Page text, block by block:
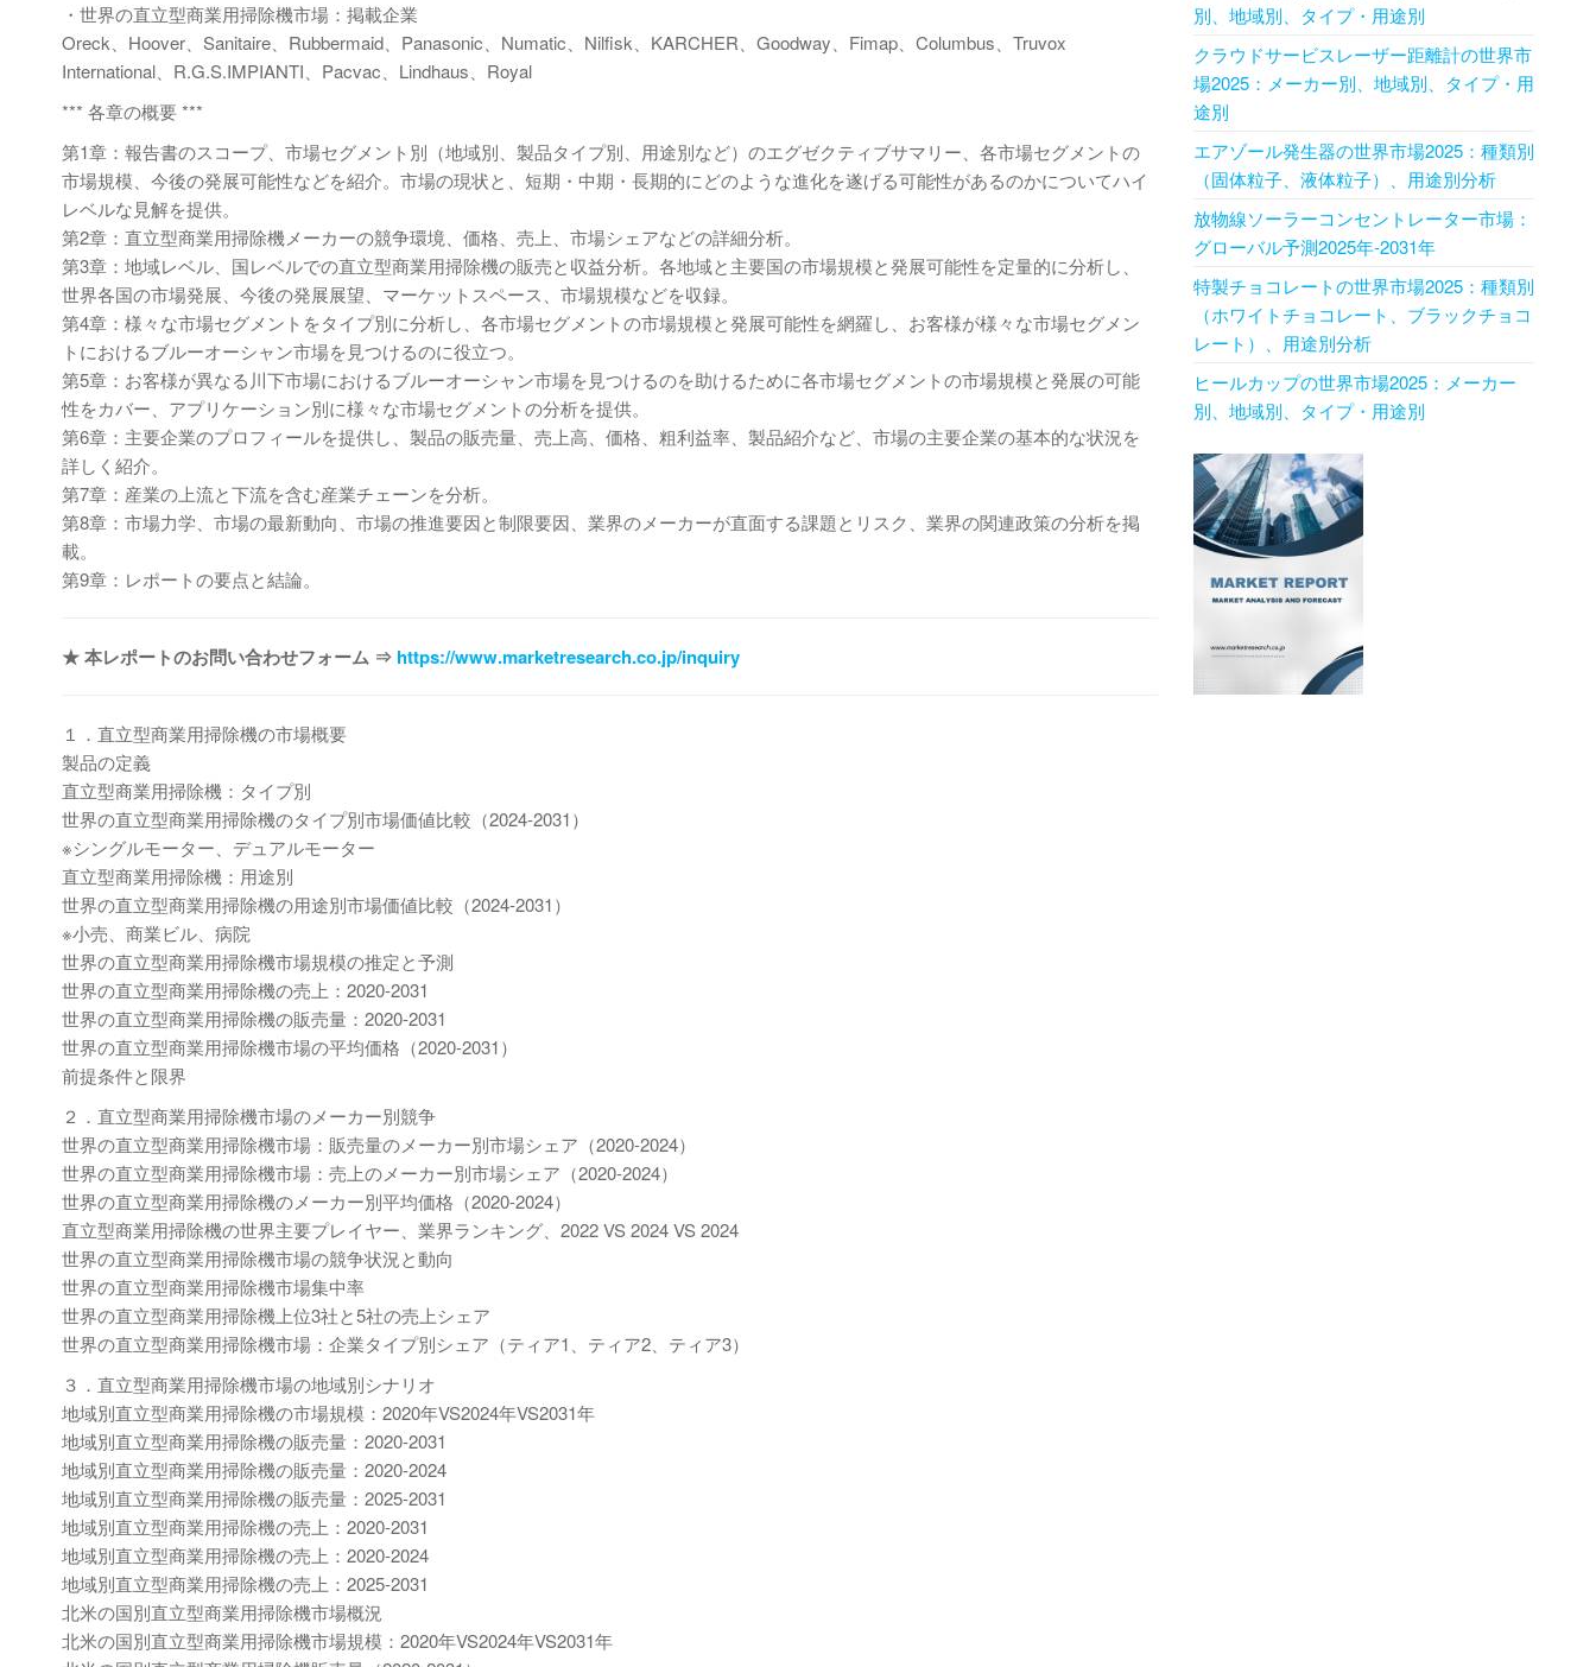
・世界の直立型商業用掃除機市場：掲載企業
Oreck、Hoover、Sanitaire、Rubbermaid、Panasonic、Numatic、Nilfisk、KARCHER、Goodway、Fimap、Columbus、Truvox
International、R.G.S.IMPIANTI、Pacvac、Lindhaus、Royal
*** 各章の概要 ***
第1章：報告書のスコープ、市場セグメント別（地域別、製品タイプ別、用途別など）のエグゼクティブサマリー、各市場セグメントの
市場規模、今後の発展可能性などを紹介。市場の現状と、短期・中期・長期的にどのような進化を遂げる可能性があるのかについてハイ
レベルな見解を提供。
第2章：直立型商業用掃除機メーカーの競争環境、価格、売上、市場シェアなどの詳細分析。
第3章：地域レベル、国レベルでの直立型商業用掃除機の販売と収益分析。各地域と主要国の市場規模と発展可能性を定量的に分析し、
世界各国の市場発展、今後の発展展望、マーケットスペース、市場規模などを収録。
第4章：様々な市場セグメントをタイプ別に分析し、各市場セグメントの市場規模と発展可能性を網羅し、お客様が様々な市場セグメン
トにおけるブルーオーシャン市場を見つけるのに役立つ。
第5章：お客様が異なる川下市場におけるブルーオーシャン市場を見つけるのを助けるために各市場セグメントの市場規模と発展の可能
性をカバー、アプリケーション別に様々な市場セグメントの分析を提供。
第6章：主要企業のプロフィールを提供し、製品の販売量、売上高、価格、粗利益率、製品紹介など、市場の主要企業の基本的な状況を
詳しく紹介。
第7章：産業の上流と下流を含む産業チェーンを分析。
第8章：市場力学、市場の最新動向、市場の推進要因と制限要因、業界のメーカーが直面する課題とリスク、業界の関連政策の分析を掲
載。
第9章：レポートの要点と結論。
★ 本レポートのお問い合わせフォーム ⇒ https://www.marketresearch.co.jp/inquiry
１．直立型商業用掃除機の市場概要
製品の定義
直立型商業用掃除機：タイプ別
世界の直立型商業用掃除機のタイプ別市場価値比較（2024-2031）
※シングルモーター、デュアルモーター
直立型商業用掃除機：用途別
世界の直立型商業用掃除機の用途別市場価値比較（2024-2031）
※小売、商業ビル、病院
世界の直立型商業用掃除機市場規模の推定と予測
世界の直立型商業用掃除機の売上：2020-2031
世界の直立型商業用掃除機の販売量：2020-2031
世界の直立型商業用掃除機市場の平均価格（2020-2031）
前提条件と限界
２．直立型商業用掃除機市場のメーカー別競争
世界の直立型商業用掃除機市場：販売量のメーカー別市場シェア（2020-2024）
世界の直立型商業用掃除機市場：売上のメーカー別市場シェア（2020-2024）
世界の直立型商業用掃除機のメーカー別平均価格（2020-2024）
直立型商業用掃除機の世界主要プレイヤー、業界ランキング、2022 VS 2024 VS 2024
世界の直立型商業用掃除機市場の競争状況と動向
世界の直立型商業用掃除機市場集中率
世界の直立型商業用掃除機上位3社と5社の売上シェア
世界の直立型商業用掃除機市場：企業タイプ別シェア（ティア1、ティア2、ティア3）
３．直立型商業用掃除機市場の地域別シナリオ
地域別直立型商業用掃除機の市場規模：2020年VS2024年VS2031年
地域別直立型商業用掃除機の販売量：2020-2031
地域別直立型商業用掃除機の販売量：2020-2024
地域別直立型商業用掃除機の販売量：2025-2031
地域別直立型商業用掃除機の売上：2020-2031
地域別直立型商業用掃除機の売上：2020-2024
地域別直立型商業用掃除機の売上：2025-2031
北米の国別直立型商業用掃除機市場概況
北米の国別直立型商業用掃除機市場規模：2020年VS2024年VS2031年
別、地域別、タイプ・用途別
クラウドサービスレーザー距離計の世界市
場2025：メーカー別、地域別、タイプ・用
途別
エアゾール発生器の世界市場2025：種類別
（固体粒子、液体粒子）、用途別分析
放物線ソーラーコンセントレーター市場：
グローバル予測2025年-2031年
特製チョコレートの世界市場2025：種類別
（ホワイトチョコレート、ブラックチョコ
レート）、用途別分析
ヒールカップの世界市場2025：メーカー
別、地域別、タイプ・用途別